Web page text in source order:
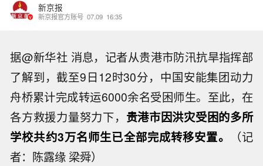
新京报
新京报官方账号 07.09 16:35
据@新华社 消息，记者从贵港市防汛抗旱指挥部
了解到，截至9日12时30分，中国安能集团动力
舟桥累计完成转运6000余名受困师生。至此，在
各方救援力量努力下， 贵港市因洪灾受困的多所
学校共约3万名师生已全部完成转移安置。
（记
者：陈露缘 梁舜）